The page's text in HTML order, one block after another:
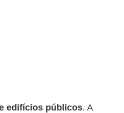
edifícios públicos. A